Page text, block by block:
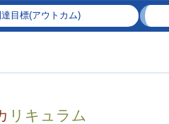
目標(アウトカム)
カリキュラム